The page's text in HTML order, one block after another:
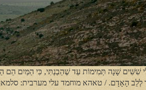
שִׁשִּׁים שָׁנָה תְּמִימוֹת עַד שֶׁהֵבַנְתִּי, כִּי הַמַּיִם
הָאָדָם. / טאהא מוחמד עלי מערבית: סלמאן